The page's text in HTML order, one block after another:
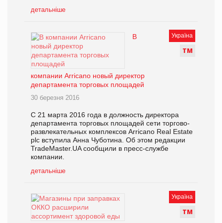
детальніше
Україна
ТМ
В
компании Arricano новый директор
департамента торговых площадей
30 березня 2016
C 21 марта 2016 года в должность директора
департамента торговых площадей сети торгово-
развлекательных комплексов Arricanо Real Estate
plc вступила Анна Чуботина. Об этом редакции
TradeMaster.UA сообщили в пресс-службе
компании.
детальніше
Україна
ТМ